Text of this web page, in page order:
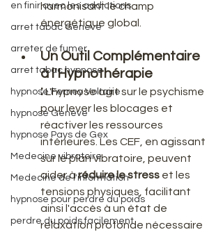
en finir avec les addictions
arret tabac Geneve
arreter de fumer
arret tabac hypnose
hypnose Ferney Voltaire
hypnose Geneve
hypnose Pays de Gex
Medecine vibratoire
Medecine de l'information
hypnose pour perdre du poids
perdre du poids facilement
harmonisant le champ
énergétique global.
Un Outil Complémentaire
à l'Hypnothérapie
: L'hypnose agit sur le psychisme
pour lever les blocages et
réactiver les ressources
intérieures. Les CEF, en agissant
sur le plan vibratoire, peuvent
aider à réduire le stress et les
tensions physiques, facilitant
ainsi l'accès à un état de
relaxation profonde nécessaire